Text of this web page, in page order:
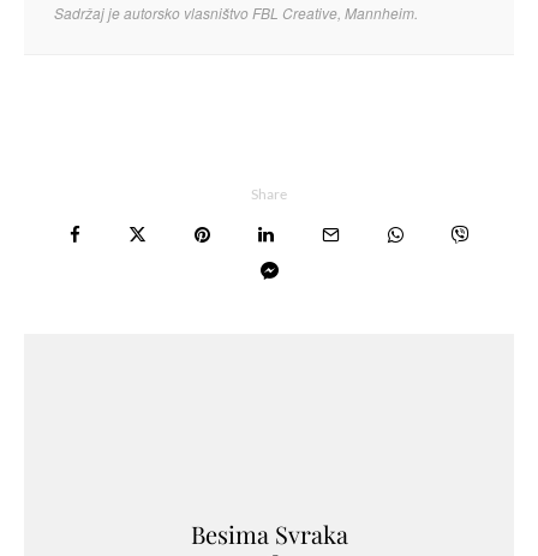
Sadržaj je autorsko vlasništvo FBL Creative, Mannheim.
Share
Besima Svraka